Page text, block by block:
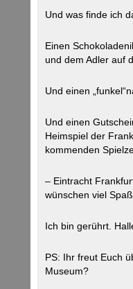
Und was finde ich
Einen
und dem Adler auf
Und einen
Und einen
Heimspiel der
kommenden
– Eintracht
wünschen viel
Ich bin gerührt.
PS: Ihr freut Euch
Museum?